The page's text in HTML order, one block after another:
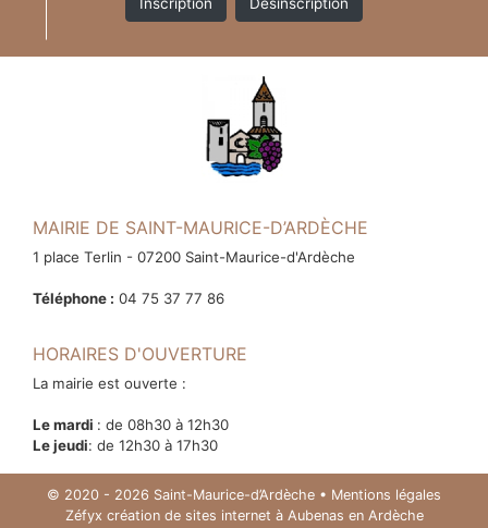
MAIRIE DE SAINT-MAURICE-D’ARDÈCHE
1 place Terlin - 07200 Saint-Maurice-d'Ardèche
Téléphone : 04 75 37 77 86
HORAIRES D'OUVERTURE
La mairie est ouverte :
Le mardi : de 08h30 à 12h30
Le jeudi: de 12h30 à 17h30
© 2020 - 2026 Saint-Maurice-d’Ardèche • Mentions légales
Zéfyx création de sites internet à Aubenas en Ardèche